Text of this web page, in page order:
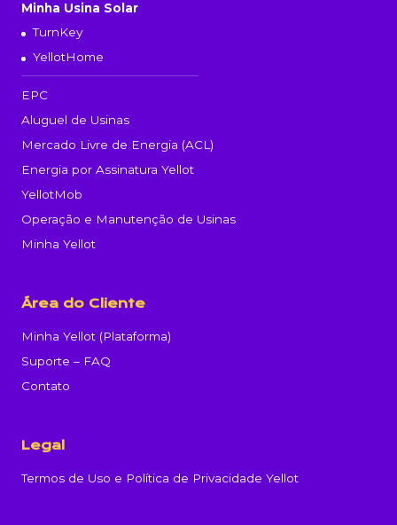
Minha Usina Solar
TurnKey
YellotHome
EPC
Aluguel de Usinas
Mercado Livre de Energia (ACL)
Energia por Assinatura Yellot
YellotMob
Operação e Manutenção de Usinas
Minha Yellot
Área do Cliente
Minha Yellot (Plataforma)
Suporte – FAQ
Contato
Legal
Termos de Uso e Política de Privacidade Yellot